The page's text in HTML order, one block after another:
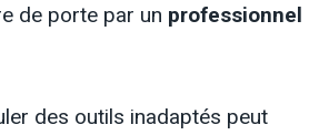
de porte par un professionnel
des outils inadaptés peut